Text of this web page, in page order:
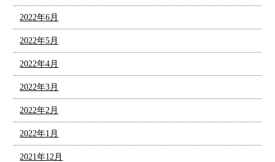
2022年6月
2022年5月
2022年4月
2022年3月
2022年2月
2022年1月
2021年12月